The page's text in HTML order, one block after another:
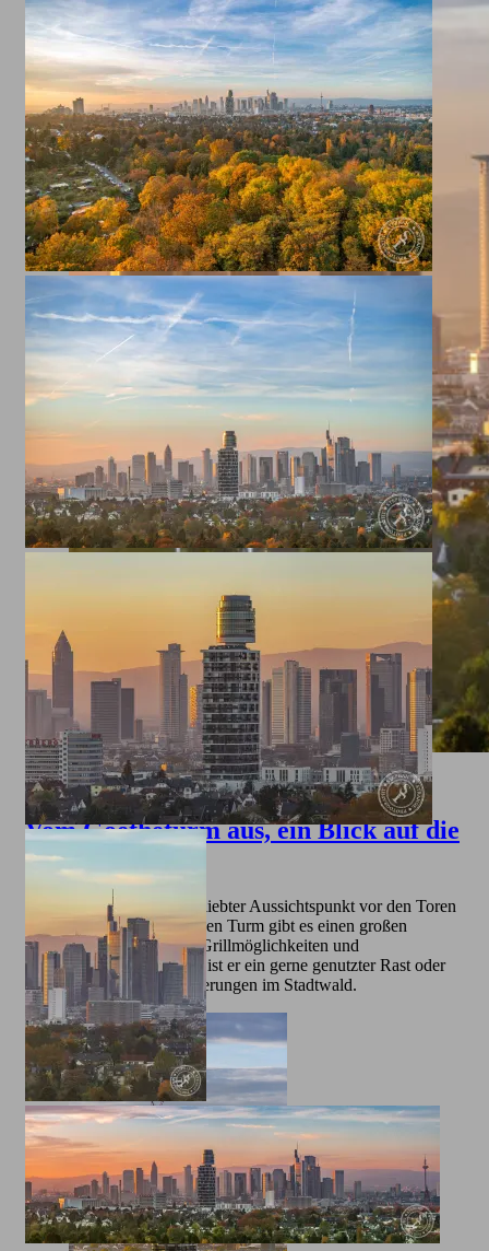
Bild
Vom Goetheturm aus, ein Blick auf die
Skyline
Der Goetheturm ist ein beliebter Aussichtspunkt vor den Toren
von Frankfurt. Rund um den Turm gibt es einen großen
Spielplatz für Kinder mit Grillmöglichkeiten und
Wasserspielen. Außerdem ist er ein gerne genutzter Rast oder
Ausgangspunkt für Wanderungen im Stadtwald.